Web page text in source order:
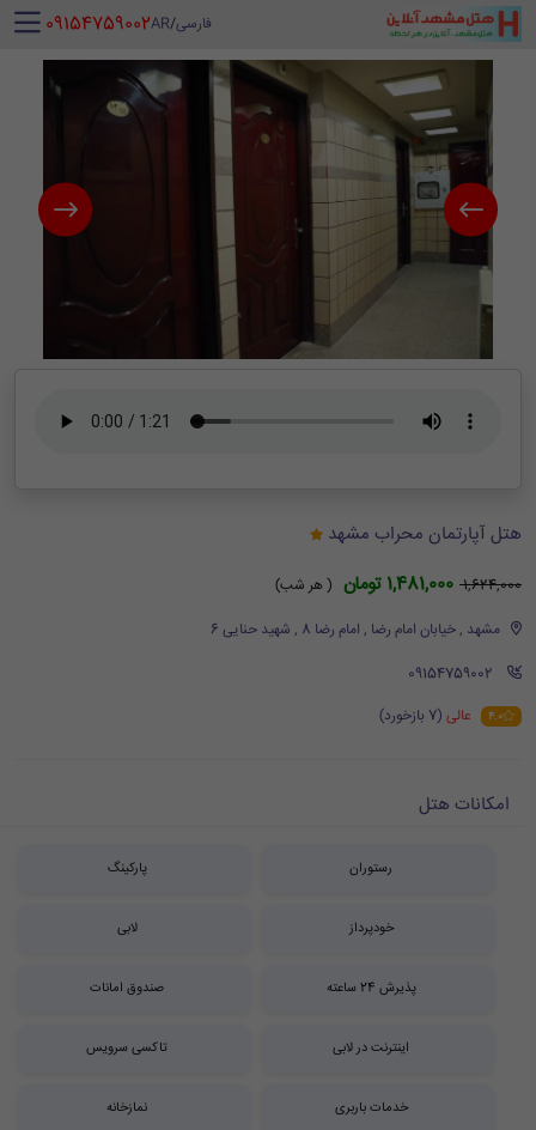
فارسی/
AR
‪ 09154759002
هتل آپارتمان محراب مشهد
1,624,000 1,481,000 تومان
( هر شب)
مشهد , خیابان امام رضا , امام رضا 8 , شهید حنایی 6
‪ 09154759002
4.0 عالی (7 بازخورد)
امکانات هتل
رستوران پارکینگ
خودپرداز لابی
پذیرش 24 ساعته صندوق امانات
اینترنت در لابی تاکسی سرویس
خدمات باربری نمازخانه